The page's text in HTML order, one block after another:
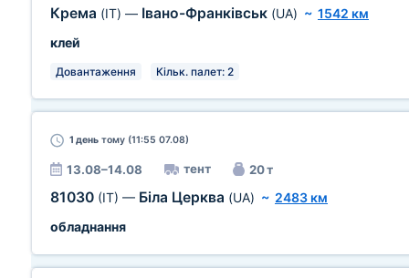
Крема (IT) — Івано-Франківськ (UA) ~ 1542 км
клей
Довантаження Кільк. палет: 2
1 день тому (11:55 07.08)
13.08–14.08 тент 20 т
81030 (IT) — Біла Церква (UA) ~ 2483 км
обладнання